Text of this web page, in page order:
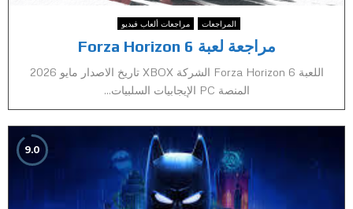
المراجعات مراجعات ألعاب فيديو
مراجعة لعبة Forza Horizon 6
اللعبة Forza Horizon 6 الشركة XBOX تاريخ الاصدار مايو 2026
المنصة PC الإيجابيات السلبيات...
9.0